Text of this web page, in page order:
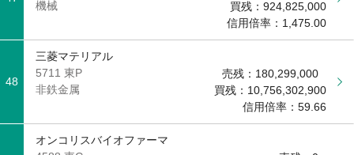
機械 買残： 924,825,000
信用倍率： 1,475.00
48
三菱マテリアル
5711 東P
非鉄金属
売残： 180,299,000
買残： 10,756,302,900
信用倍率： 59.66
オンコリスバイオファーマ